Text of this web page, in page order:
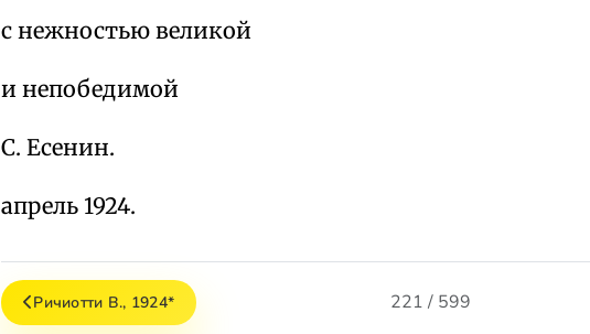
с нежностью великой
и непобедимой
С. Есенин.
апрель 1924.
Ричиотти В., 1924* 221 / 599